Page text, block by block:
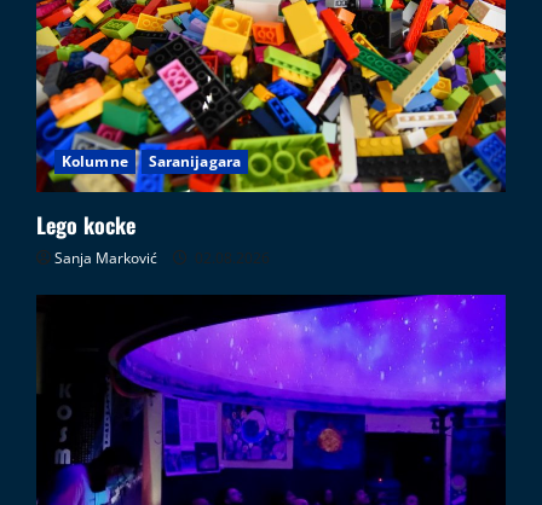
Kolumne Saranijagara
Lego kocke
Sanja Marković 02.08.2026